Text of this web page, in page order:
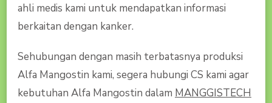
ahli medis kami untuk mendapatkan informasi
berkaitan dengan kanker.
Sehubungan dengan masih terbatasnya produksi
Alfa Mangostin kami, segera hubungi CS kami agar
kebutuhan Alfa Mangostin dalam MANGGISTECH